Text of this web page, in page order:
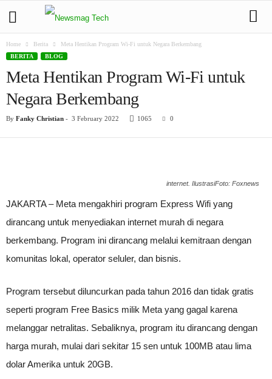
Home Berita
Meta Hentikan Program Wi-Fi untuk Negara Berkembang
BERITA
BLOG
Meta Hentikan Program Wi-Fi untuk
Negara Berkembang
By Fanky Christian - 3 February 2022 1065 0
internet. IlustrasiFoto: Foxnews
JAKARTA – Meta mengakhiri program Express Wifi yang
dirancang untuk menyediakan internet murah di negara
berkembang. Program ini dirancang melalui kemitraan dengan
komunitas lokal, operator seluler, dan bisnis.
Program tersebut diluncurkan pada tahun 2016 dan tidak gratis
seperti program Free Basics milik Meta yang gagal karena
melanggar netralitas. Sebaliknya, program itu dirancang dengan
harga murah, mulai dari sekitar 15 sen untuk 100MB atau lima
dolar Amerika untuk 20GB.